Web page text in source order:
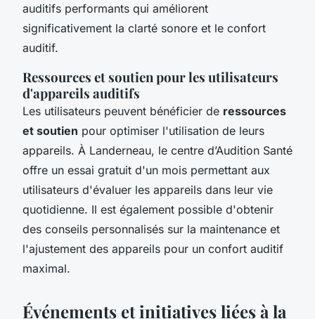
auditifs performants qui améliorent
significativement la clarté sonore et le confort
auditif.
Ressources et soutien pour les utilisateurs
d'appareils auditifs
Les utilisateurs peuvent bénéficier de ressources
et soutien pour optimiser l'utilisation de leurs
appareils. À Landerneau, le centre d’Audition Santé
offre un essai gratuit d'un mois permettant aux
utilisateurs d'évaluer les appareils dans leur vie
quotidienne. Il est également possible d'obtenir
des conseils personnalisés sur la maintenance et
l'ajustement des appareils pour un confort auditif
maximal.
Événements et initiatives liées à la